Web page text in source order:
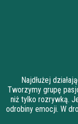
Najdłużej
Tworzymy grupę
niż tylko rozrywką.
odrobiny emocji. W